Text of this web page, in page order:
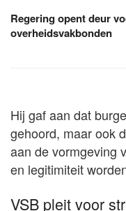
Regering opent deur
overheidsvakbonden
Hij gaf aan dat
gehoord, maar ook
aan de vormgeving
en legitimiteit
VSB pleit voor